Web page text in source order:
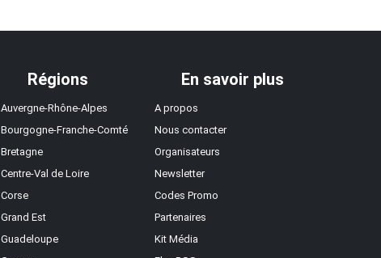
Régions
Auvergne-Rhône-Alpes
Bourgogne-Franche-Comté
Bretagne
Centre-Val de Loire
Corse
Grand Est
Guadeloupe
En savoir plus
A propos
Nous contacter
Organisateurs
Newsletter
Codes Promo
Partenaires
Kit Média